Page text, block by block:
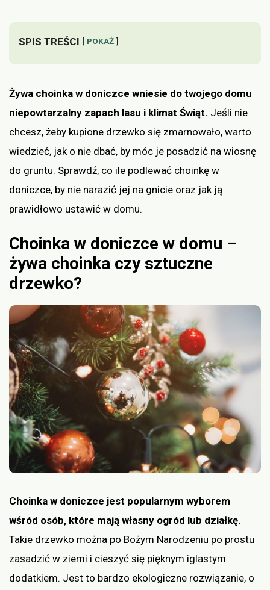
SPIS TREŚCI POKAŻ
Żywa choinka w doniczce wniesie do twojego domu
niepowtarzalny zapach lasu i klimat Świąt. Jeśli nie
chcesz, żeby kupione drzewko się zmarnowało, warto
wiedzieć, jak o nie dbać, by móc je posadzić na wiosnę
do gruntu. Sprawdź, co ile podlewać choinkę w
doniczce, by nie narazić jej na gnicie oraz jak ją
prawidłowo ustawić w domu.
Choinka w doniczce w domu –
żywa choinka czy sztuczne
drzewko?
Choinka w doniczce jest popularnym wyborem
wśród osób, które mają własny ogród lub działkę.
Takie drzewko można po Bożym Narodzeniu po prostu
zasadzić w ziemi i cieszyć się pięknym iglastym
dodatkiem. Jest to bardzo ekologiczne rozwiązanie, o